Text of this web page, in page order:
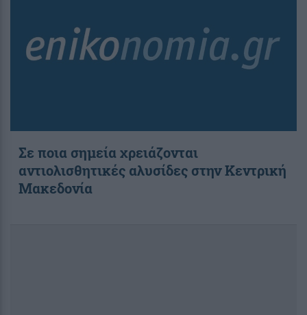
Σε ποια σημεία χρειάζονται
αντιολισθητικές αλυσίδες στην Κεντρική
Μακεδονία